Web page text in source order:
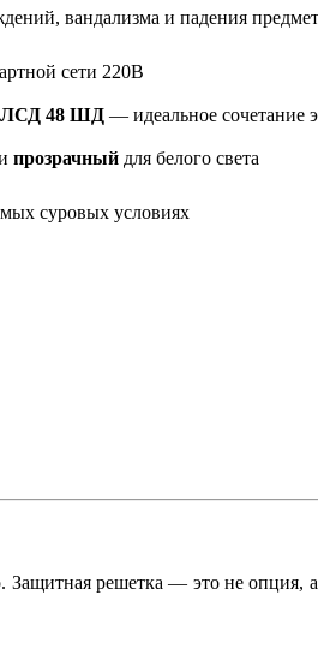
вандализма и падения
сети 220В
ЛСД 48 ШД — идеальное сочетание
прозрачный для белого света
суровых условиях
Защитная решетка — это не